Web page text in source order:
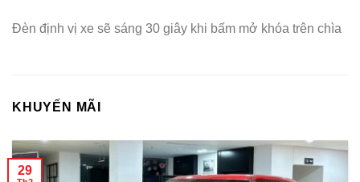
Đèn định vị xe sẽ sáng 30 giây khi bấm mở khóa trên chìa
KHUYẾN MÃI
29